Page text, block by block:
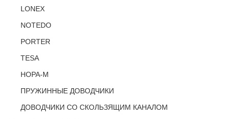
LONEX
NOTEDO
PORTER
TESA
НОРА-М
ПРУЖИННЫЕ ДОВОДЧИКИ
ДОВОДЧИКИ СО СКОЛЬЗЯЩИМ КАНАЛОМ